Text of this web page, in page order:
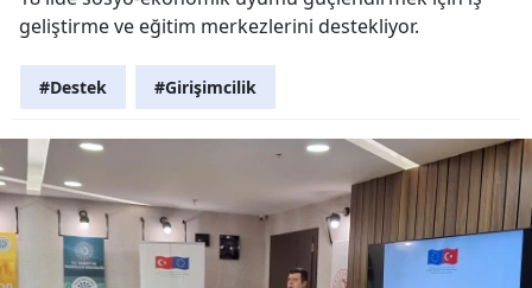
geliştirme ve eğitim merkezlerini destekliyor.
#Destek #Girişimcilik